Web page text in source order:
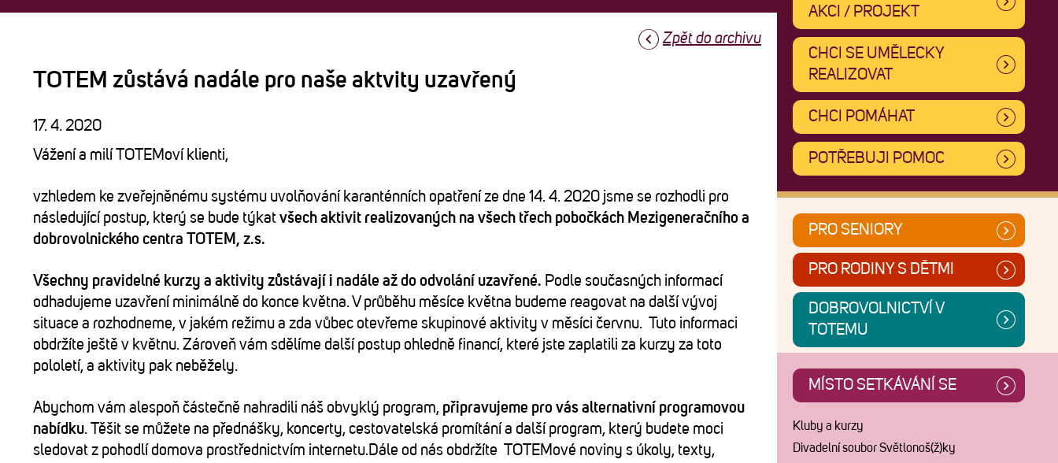
Zpět do archivu
TOTEM zůstává nadále pro naše aktvity uzavřený
17. 4. 2020
Vážení a milí TOTEMoví klienti,
vzhledem ke zveřejněnému systému uvolňování karanténních opatření ze dne 14. 4. 2020 jsme se rozhodli pro
následující postup, který se bude týkat všech aktivit realizovaných na všech třech pobočkách Mezigeneračního a
dobrovolnického centra TOTEM, z.s.
Všechny pravidelné kurzy a aktivity zůstávají i nadále až do odvolání uzavřené. Podle současných informací
odhadujeme uzavření minimálně do konce května. V průběhu měsíce května budeme reagovat na další vývoj
situace a rozhodneme, v jakém režimu a zda vůbec otevřeme skupinové aktivity v měsíci červnu. Tuto informaci
obdržíte ještě v květnu. Zároveň vám sdělíme další postup ohledně financí, které jste zaplatili za kurzy za toto
pololetí, a aktivity pak neběžely.
Abychom vám alespoň částečně nahradili náš obvyklý program, připravujeme pro vás alternativní programovou
nabídku. Těšit se můžete na přednášky, koncerty, cestovatelská promítání a další program, který budete moci
sledovat z pohodlí domova prostřednictvím internetu.Dále od nás obdržíte TOTEMové noviny s úkoly, texty,
AKCI / PROJEKT
CHCI SE UMĚLECKY
REALIZOVAT
CHCI POMÁHAT
POTŘEBUJI POMOC
PRO SENIORY
PRO RODINY S DĚTMI
DOBROVOLNICTVÍ V
TOTEMU
MÍSTO SETKÁVÁNÍ SE
Kluby a kurzy
Divadelní soubor Světlonoš(ž)ky